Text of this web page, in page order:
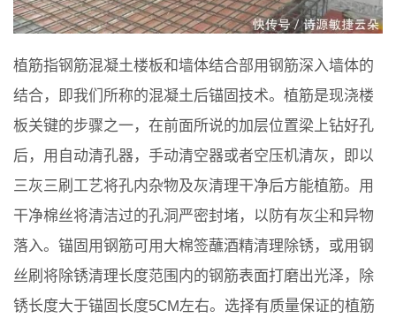
植筋指钢筋混凝土楼板和墙体结合部用钢筋深入墙体的
结合，即我们所称的混凝土后锚固技术。植筋是现浇楼
板关键的步骤之一，在前面所说的加层位置梁上钻好孔
后，用自动清孔器，手动清空器或者空压机清灰，即以
三灰三刷工艺将孔内杂物及灰清理干净后方能植筋。用
干净棉丝将清洁过的孔洞严密封堵，以防有灰尘和异物
落入。锚固用钢筋可用大棉签蘸酒精清理除锈，或用钢
丝刷将除锈清理长度范围内的钢筋表面打磨出光泽，除
锈长度大于锚固长度5CM左右。选择有质量保证的植筋